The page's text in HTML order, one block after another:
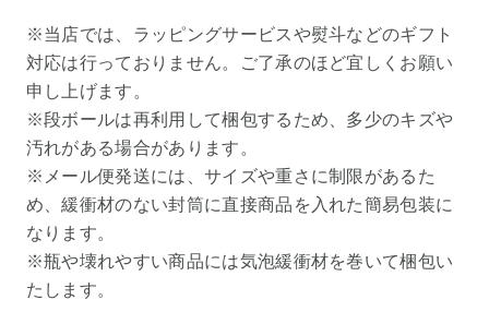
※当店では、ラッピングサービスや熨斗などのギフト
対応は行っておりません。ご了承のほど宜しくお願い
申し上げます。
※段ボールは再利用して梱包するため、多少のキズや
汚れがある場合があります。
※メール便発送には、サイズや重さに制限があるた
め、緩衝材のない封筒に直接商品を入れた簡易包装に
なります。
※瓶や壊れやすい商品には気泡緩衝材を巻いて梱包い
たします。